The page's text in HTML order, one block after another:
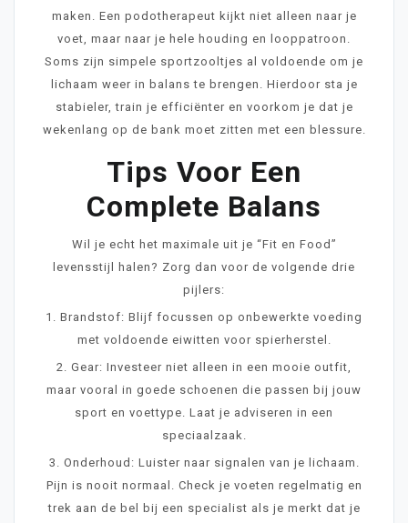
maken. Een podotherapeut kijkt niet alleen naar je
voet, maar naar je hele houding en looppatroon.
Soms zijn simpele sportzooltjes al voldoende om je
lichaam weer in balans te brengen. Hierdoor sta je
stabieler, train je efficiënter en voorkom je dat je
wekenlang op de bank moet zitten met een blessure.
Tips Voor Een
Complete Balans
Wil je echt het maximale uit je “Fit en Food”
levensstijl halen? Zorg dan voor de volgende drie
pijlers:
1. Brandstof: Blijf focussen op onbewerkte voeding
met voldoende eiwitten voor spierherstel.
2. Gear: Investeer niet alleen in een mooie outfit,
maar vooral in goede schoenen die passen bij jouw
sport en voettype. Laat je adviseren in een
speciaalzaak.
3. Onderhoud: Luister naar signalen van je lichaam.
Pijn is nooit normaal. Check je voeten regelmatig en
trek aan de bel bij een specialist als je merkt dat je